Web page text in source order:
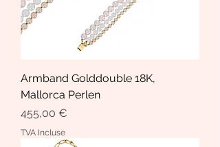
Armband Golddouble 18K,
Mallorca Perlen
Prix
455,00 €
TVA Incluse